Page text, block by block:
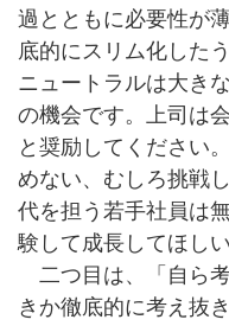
過とともに必要性が
底的にスリム化した
ニュートラルは大き
の機会です。上司は
と奨励してください
めない、むしろ挑戦
代を担う若手社員は
験して成長してほし
二つ目は、「自ら
きか徹底的に考え抜